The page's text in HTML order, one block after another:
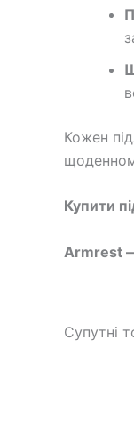
Кожен
Купити
Armrest
Супутні